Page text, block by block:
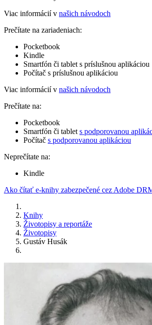
Viac informácií v našich návodoch
Prečítate na zariadeniach:
Pocketbook
Kindle
Smartfón či tablet s príslušnou aplikáciou
Počítač s príslušnou aplikáciou
Viac informácií v našich návodoch
Prečítate na:
Pocketbook
Smartfón či tablet s podporovanou
Počítač s podporovanou aplikáciou
Neprečítate na:
Kindle
Ako čítať e-knihy zabezpečené cez Adobe
Knihy
Životopisy a reportáže
Životopisy
Gustáv Husák